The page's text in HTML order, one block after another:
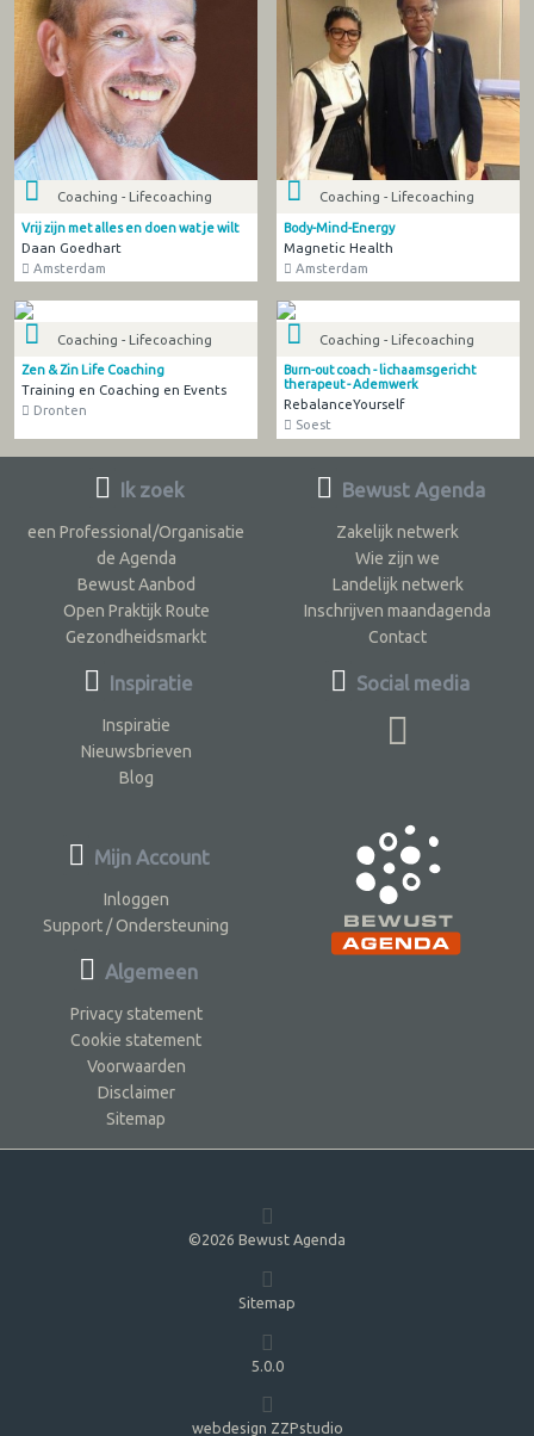
Coaching - Lifecoaching
Vrij zijn met alles en doen wat je wilt
Daan Goedhart
Amsterdam
Coaching - Lifecoaching
Body-Mind-Energy
Magnetic Health
Amsterdam
Coaching - Lifecoaching
Zen & Zin Life Coaching
Training en Coaching en Events
Dronten
Coaching - Lifecoaching
Burn-out coach - lichaamsgericht
therapeut - Ademwerk
RebalanceYourself
Soest
Ik zoek
een Professional/Organisatie
de Agenda
Bewust Aanbod
Open Praktijk Route
Gezondheidsmarkt
Inspiratie
Inspiratie
Nieuwsbrieven
Blog
Bewust Agenda
Zakelijk netwerk
Wie zijn we
Landelijk netwerk
Inschrijven maandagenda
Contact
Social media
Mijn Account
Inloggen
Support / Ondersteuning
Algemeen
Privacy statement
Cookie statement
Voorwaarden
Disclaimer
Sitemap
©2026 Bewust Agenda
Sitemap
5.0.0
webdesign ZZPstudio